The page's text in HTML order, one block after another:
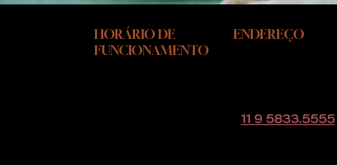
HORÁRIO DE
FUNCIONAMENTO
ENDEREÇO
11 9 5833.5555